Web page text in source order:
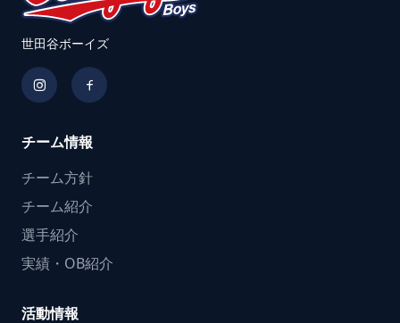
世田谷ボーイズ
チーム情報
チーム方針
チーム紹介
選手紹介
実績・OB紹介
活動情報